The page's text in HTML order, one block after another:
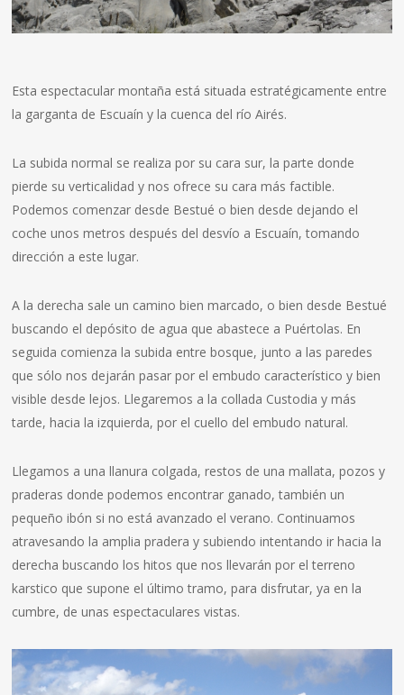
Esta espectacular montaña está situada estratégicamente entre
la garganta de Escuaín y la cuenca del río Airés.
La subida normal se realiza por su cara sur, la parte donde
pierde su verticalidad y nos ofrece su cara más factible.
Podemos comenzar desde Bestué o bien desde dejando el
coche unos metros después del desvío a Escuaín, tomando
dirección a este lugar.
A la derecha sale un camino bien marcado, o bien desde Bestué
buscando el depósito de agua que abastece a Puértolas. En
seguida comienza la subida entre bosque, junto a las paredes
que sólo nos dejarán pasar por el embudo característico y bien
visible desde lejos. Llegaremos a la collada Custodia y más
tarde, hacia la izquierda, por el cuello del embudo natural.
Llegamos a una llanura colgada, restos de una mallata, pozos y
praderas donde podemos encontrar ganado, también un
pequeño ibón si no está avanzado el verano. Continuamos
atravesando la amplia pradera y subiendo intentando ir hacia la
derecha buscando los hitos que nos llevarán por el terreno
karstico que supone el último tramo, para disfrutar, ya en la
cumbre, de unas espectaculares vistas.